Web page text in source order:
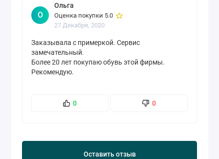
О
Ольга
Оценка покупки 5.0
27 Декабря, 2020
Заказывала с примеркой. Сервис
замечательный.
Более 20 лет покупаю обувь этой фирмы.
Рекомендую.
0 0
Оставить отзыв